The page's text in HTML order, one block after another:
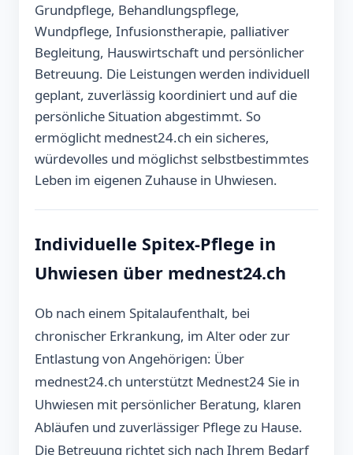
Grundpflege, Behandlungspflege,
Wundpflege, Infusionstherapie, palliativer
Begleitung, Hauswirtschaft und persönlicher
Betreuung. Die Leistungen werden individuell
geplant, zuverlässig koordiniert und auf die
persönliche Situation abgestimmt. So
ermöglicht mednest24.ch ein sicheres,
würdevolles und möglichst selbstbestimmtes
Leben im eigenen Zuhause in Uhwiesen.
Individuelle Spitex-Pflege in
Uhwiesen über mednest24.ch
Ob nach einem Spitalaufenthalt, bei
chronischer Erkrankung, im Alter oder zur
Entlastung von Angehörigen: Über
mednest24.ch unterstützt Mednest24 Sie in
Uhwiesen mit persönlicher Beratung, klaren
Abläufen und zuverlässiger Pflege zu Hause.
Die Betreuung richtet sich nach Ihrem Bedarf